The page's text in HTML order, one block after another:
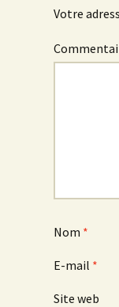
Votre
Nom *
E-mail *
Site web